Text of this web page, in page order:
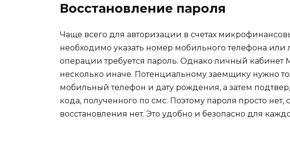
Восстановление пароля
Чаще всего для авторизации в счетах
необходимо указать номер мобильного телефона
операции требуется пароль. Однако личный кабинет
несколько иначе. Потенциальному заемщику нужно
мобильный телефон и дату рождения, а затем
кода, полученного по смс. Поэтому пароля просто
восстановления нет. Это удобно и безопасно для